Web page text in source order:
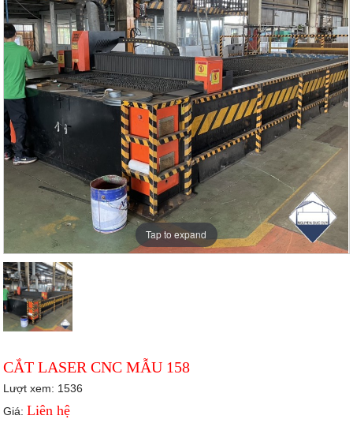
Tap to expand
CẮT LASER CNC MẪU 158
Lượt xem: 1536
Giá: Liên hệ